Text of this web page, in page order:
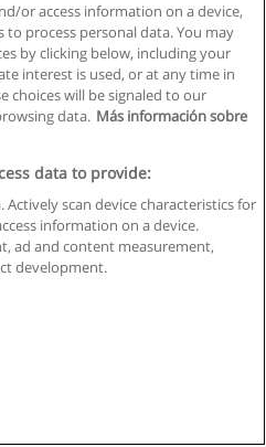
danych osobowych
S.L. - CIF : B-95610580: -
or access information on a device,
to process personal data. You may
by clicking below, including your
interest is used, or at any time in
choices will be signaled to our
data. Más información sobre
data to provide:
Actively scan device characteristics for
information on a device.
ad and content measurement,
development.